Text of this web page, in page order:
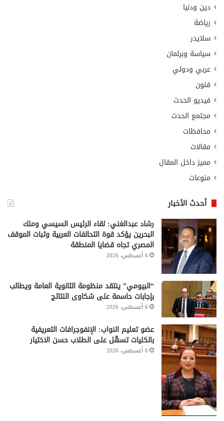
دين ودنيا
رياضة
سلايدر
سياسة وبرلمان
عربي ودولي
فنون
فيديو الحدث
مجتمع الحدث
محافظات
مقالات
مميز داخل المقال
منوعات
أحدث الأخبار
رشاد عبدالغني: لقاء الرئيس السيسي وملك
البحرين يؤكد قوة التحالفات العربية وثبات الموقف
المصري تجاه قضايا المنطقة
6 أغسطس، 2026
“البيومي” ينتقد منظومة الثانوية العامة ويطالب
بإجابات حاسمة على شكاوى النتائج
6 أغسطس، 2026
عضو تعليم النواب: الإنفوجرافات التعريفية
بالكليات تسهّل على الطلاب حسن الاختيار
6 أغسطس، 2026